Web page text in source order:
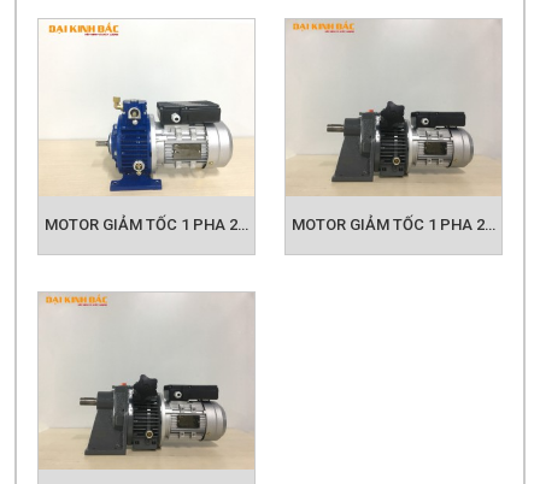
MOTOR GIẢM TỐC 1 PHA 220V 1.5KW - 2HP MOTOR GIẢM TỐC 1 PHA 220V 2.2KW - 3HP